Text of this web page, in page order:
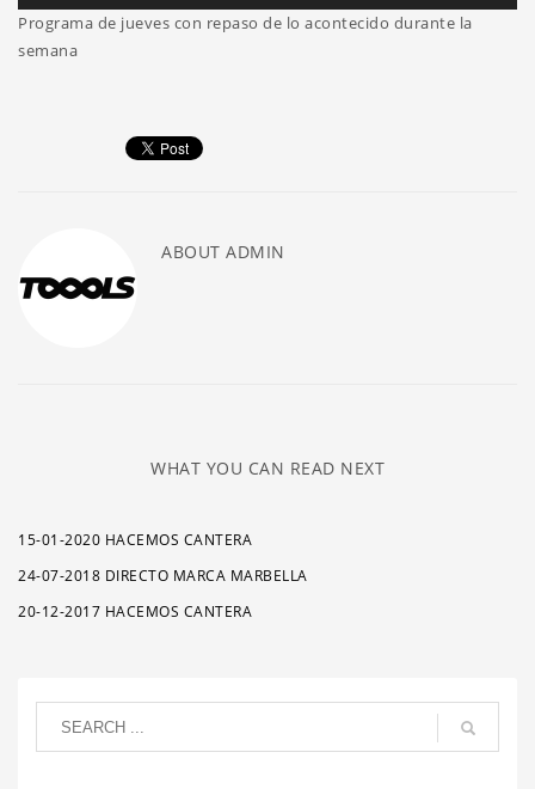
audio
Programa de jueves con repaso de lo acontecido durante la
semana
ABOUT ADMIN
WHAT YOU CAN READ NEXT
15-01-2020 HACEMOS CANTERA
24-07-2018 DIRECTO MARCA MARBELLA
20-12-2017 HACEMOS CANTERA